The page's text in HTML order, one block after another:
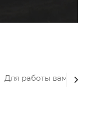
Для работы вам